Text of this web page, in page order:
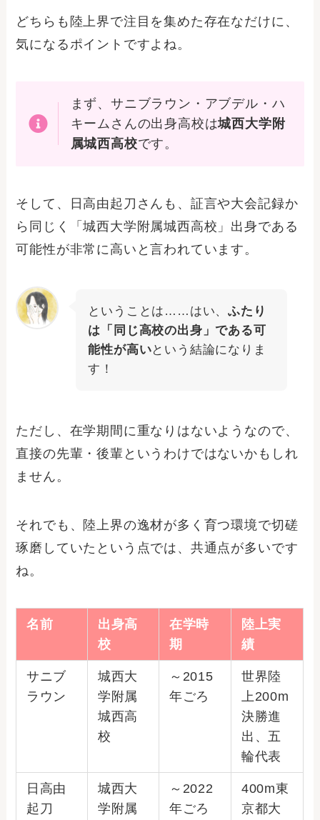
どちらも陸上界で注目を集めた存在なだけに、
気になるポイントですよね。
まず、サニブラウン・アブデル・ハ
キームさんの出身高校は城西大学附
属城西高校です。
そして、日高由起刀さんも、証言や大会記録か
ら同じく「城西大学附属城西高校」出身である
可能性が非常に高いと言われています。
ということは……はい、ふたり
は「同じ高校の出身」である可
能性が高いという結論になりま
す！
ただし、在学期間に重なりはないようなので、
直接の先輩・後輩というわけではないかもしれ
ません。
それでも、陸上界の逸材が多く育つ環境で切磋
琢磨していたという点では、共通点が多いです
ね。
名前
出身高
校
在学時
期
陸上実
績
サニブ
ラウン
城西大
学附属
城西高
校
～2015
年ごろ
世界陸
上200m
決勝進
出、五
輪代表
日高由
起刀
城西大
学附属
～2022
年ごろ
400m東
京都大